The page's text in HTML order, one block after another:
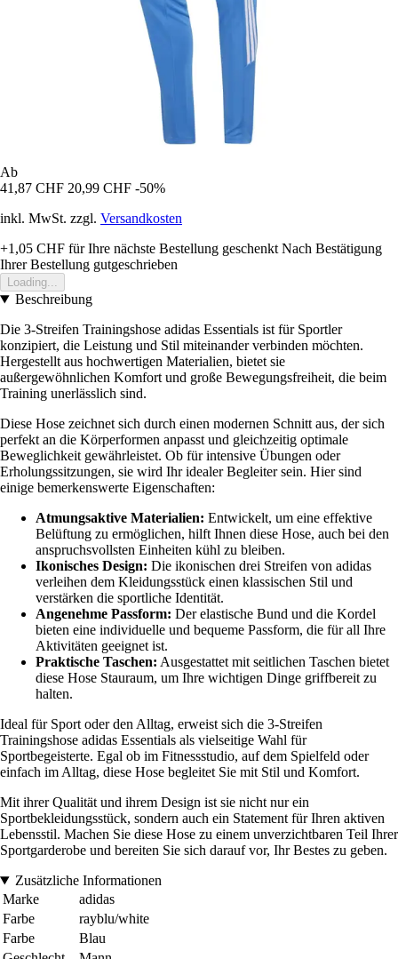
Ab
41,87 CHF 20,99 CHF -50%
inkl. MwSt. zzgl. Versandkosten
+1,05 CHF für Ihre nächste Bestellung geschenkt Nach Bestätigung
Ihrer Bestellung gutgeschrieben
Loading...
Beschreibung
Die 3-Streifen Trainingshose adidas Essentials ist für Sportler
konzipiert, die Leistung und Stil miteinander verbinden möchten.
Hergestellt aus hochwertigen Materialien, bietet sie
außergewöhnlichen Komfort und große Bewegungsfreiheit, die beim
Training unerlässlich sind.
Diese Hose zeichnet sich durch einen modernen Schnitt aus, der sich
perfekt an die Körperformen anpasst und gleichzeitig optimale
Beweglichkeit gewährleistet. Ob für intensive Übungen oder
Erholungssitzungen, sie wird Ihr idealer Begleiter sein. Hier sind
einige bemerkenswerte Eigenschaften:
Atmungsaktive Materialien: Entwickelt, um eine effektive
Belüftung zu ermöglichen, hilft Ihnen diese Hose, auch bei den
anspruchsvollsten Einheiten kühl zu bleiben.
Ikonisches Design: Die ikonischen drei Streifen von adidas
verleihen dem Kleidungsstück einen klassischen Stil und
verstärken die sportliche Identität.
Angenehme Passform: Der elastische Bund und die Kordel
bieten eine individuelle und bequeme Passform, die für all Ihre
Aktivitäten geeignet ist.
Praktische Taschen: Ausgestattet mit seitlichen Taschen bietet
diese Hose Stauraum, um Ihre wichtigen Dinge griffbereit zu
halten.
Ideal für Sport oder den Alltag, erweist sich die 3-Streifen
Trainingshose adidas Essentials als vielseitige Wahl für
Sportbegeisterte. Egal ob im Fitnessstudio, auf dem Spielfeld oder
einfach im Alltag, diese Hose begleitet Sie mit Stil und Komfort.
Mit ihrer Qualität und ihrem Design ist sie nicht nur ein
Sportbekleidungsstück, sondern auch ein Statement für Ihren aktiven
Lebensstil. Machen Sie diese Hose zu einem unverzichtbaren Teil Ihrer
Sportgarderobe und bereiten Sie sich darauf vor, Ihr Bestes zu geben.
Zusätzliche Informationen
Marke
adidas
Farbe
rayblu/white
Farbe
Blau